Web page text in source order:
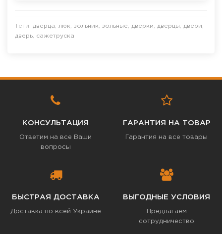
Теги: дверца люк зольник зольные дверки дверцы двери
дверь
сажетруска
КОНСУЛЬТАЦИЯ
Ответим на все Ваши
вопросы
ГАРАНТИЯ НА ТОВАР
Гарантия на все товары
БЫСТРАЯ ДОСТАВКА
Доставка по всей Украине
ВЫГОДНЫЕ УСЛОВИЯ
Предлагаем
сотрудничество